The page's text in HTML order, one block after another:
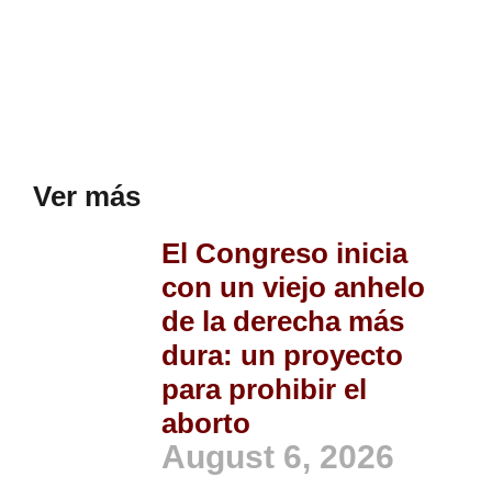
Ver más
El Congreso inicia
con un viejo anhelo
de la derecha más
dura: un proyecto
para prohibir el
aborto
August 6, 2026